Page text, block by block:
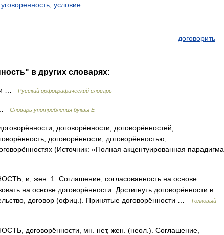
уговоренность условие
договорить
в других словарях:
и … Русский орфографический словарь
… Словарь употребления буквы Ё
договорённости, договорённостей,
договорённости, договорённостью,
(Источник: «Полная акцентуированная парадигма
и, жен. 1. Соглашение, согласованность на основе
на основе договорённости. Достигнуть договорённости в
договор (офиц.). Принятые договорённости …
Толковый
договорённости, мн. нет, жен. (неол.). Соглашение,